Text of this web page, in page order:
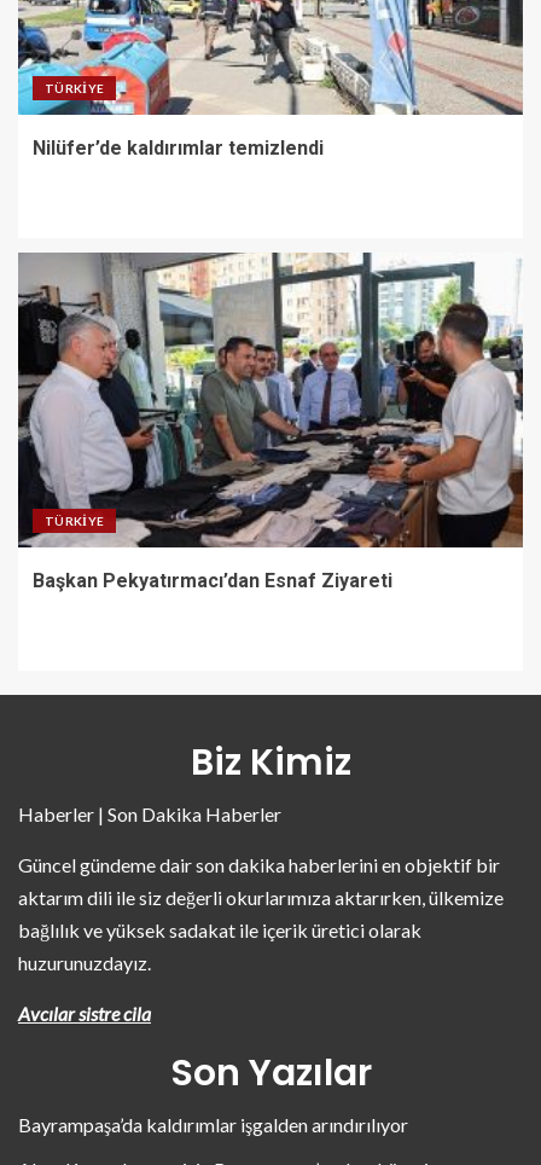
TÜRKIYE
Nilüfer’de kaldırımlar temizlendi
TÜRKIYE
Başkan Pekyatırmacı’dan Esnaf Ziyareti
Biz Kimiz
Haberler | Son Dakika Haberler
Güncel gündeme dair son dakika haberlerini en objektif bir
aktarım dili ile siz değerli okurlarımıza aktarırken, ülkemize
bağlılık ve yüksek sadakat ile içerik üretici olarak
huzurunuzdayız.
Avcılar sistre cila
Son Yazılar
Bayrampaşa’da kaldırımlar işgalden arındırılıyor